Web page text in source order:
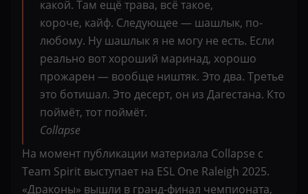
какой. Там ещё трава, всё такое,
короче, кайф. Следующее — шашлык, по-
любому. Ну шашлык я не могу не есть. Если
реально вот хороший маринад, хорошо
прожарен — вообще ништяк. Это два. Третье
это ботишал. Это десерт, он из Дагестана. Кто
поймёт, тот поймёт.
Collapse
На момент публикации материала Collapse с
Team Spirit выступает на ESL One Raleigh 2025.
«Драконы» вышли в гранд-финал чемпионата,